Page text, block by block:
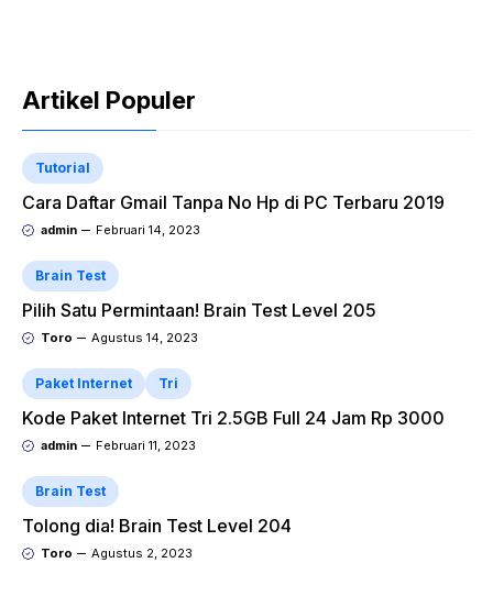
Artikel Populer
Tutorial
Cara Daftar Gmail Tanpa No Hp di PC Terbaru 2019
admin Februari 14, 2023
Brain Test
Pilih Satu Permintaan! Brain Test Level 205
Toro Agustus 14, 2023
Paket Internet Tri
Kode Paket Internet Tri 2.5GB Full 24 Jam Rp 3000
admin Februari 11, 2023
Brain Test
Tolong dia! Brain Test Level 204
Toro Agustus 2, 2023